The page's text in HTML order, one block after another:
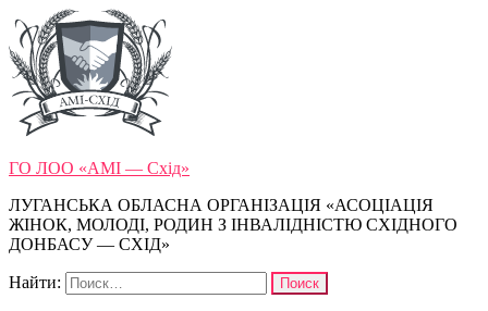
ГО ЛОО «АМІ — Схід»
ЛУГАНСЬКА ОБЛАСНА ОРГАНІЗАЦІЯ «АСОЦІАЦІЯ
ЖІНОК, МОЛОДІ, РОДИН З ІНВАЛІДНІСТЮ СХІДНОГО
ДОНБАСУ — СХІД»
Найти: